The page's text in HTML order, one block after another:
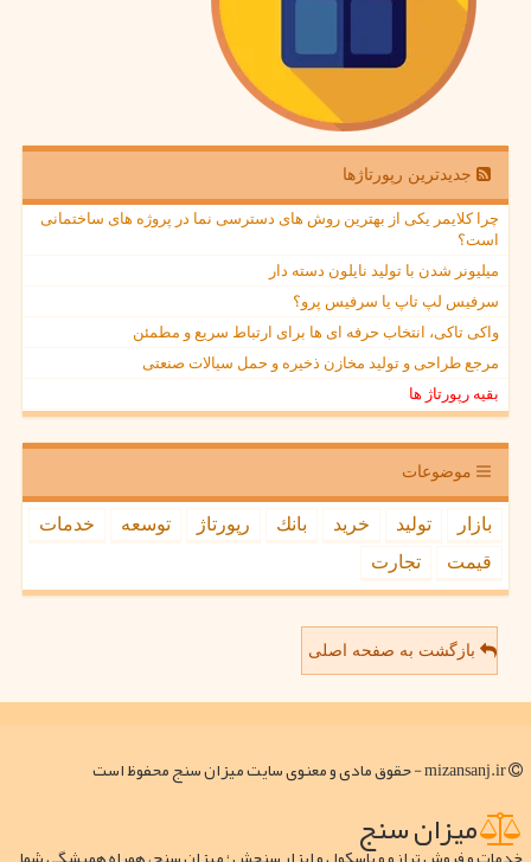
جدیدترین رپورتاژها
چرا کلایمر یکی از بهترین روش های دسترسی نما در پروژه های ساختمانی
است؟
میلیونر شدن با تولید نایلون دسته دار
سرفیس لپ تاپ یا سرفیس پرو؟
واکی تاکی، انتخاب حرفه ای ها برای ارتباط سریع و مطمئن
مرجع طراحی و تولید مخازن ذخیره و حمل سیالات صنعتی
بقیه رپورتاژ ها
موضوعات
بازار تولید خرید بانك رپورتاژ توسعه
خدمات
قیمت
تجارت
بازگشت به صفحه اصلی
میزان سنج